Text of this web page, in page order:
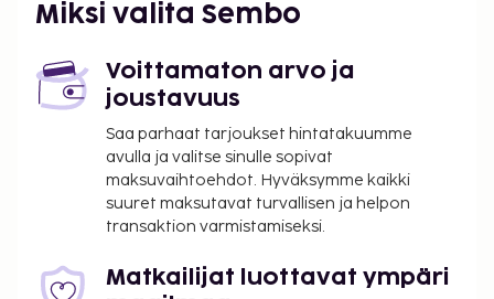
Miksi valita Sembo
Voittamaton arvo ja
joustavuus
Saa parhaat tarjoukset hintatakuumme
avulla ja valitse sinulle sopivat
maksuvaihtoehdot. Hyväksymme kaikki
suuret maksutavat turvallisen ja helpon
transaktion varmistamiseksi.
Matkailijat luottavat ympäri